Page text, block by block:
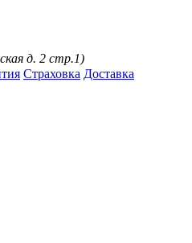
д. 2 стр.1)
Страховка Доставка